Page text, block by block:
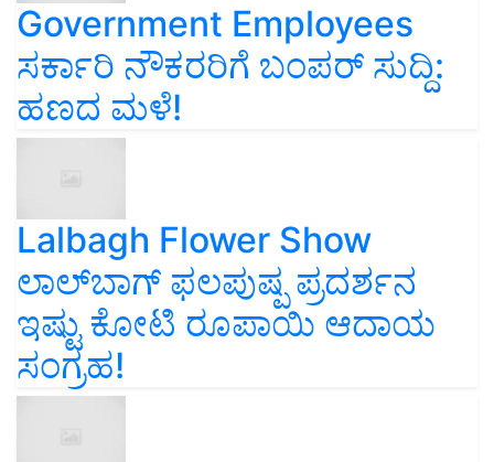
Government Employees
ಸರ್ಕಾರಿ ನೌಕರರಿಗೆ ಬಂಪರ್‌ ಸುದ್ದಿ:
ಹಣದ ಮಳೆ!
Lalbagh Flower Show
ಲಾಲ್‌ಬಾಗ್ ಫಲಪುಷ್ಪ ಪ್ರದರ್ಶನ
ಇಷ್ಟು ಕೋಟಿ ರೂಪಾಯಿ ಆದಾಯ
ಸಂಗ್ರಹ!